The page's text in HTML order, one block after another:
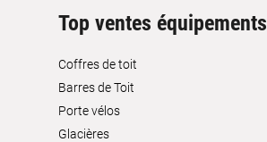
Top ventes équipements
Coffres de toit
Barres de Toit
Porte vélos
Glacières